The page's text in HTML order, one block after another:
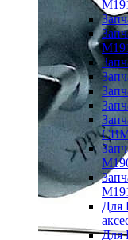
Для
Для